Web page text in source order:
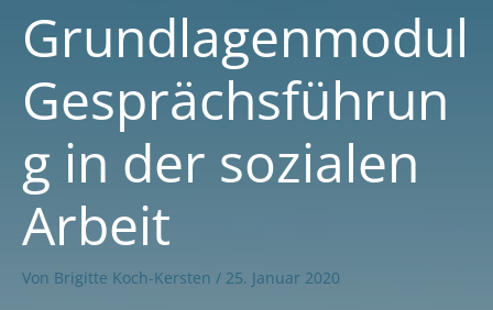
Grundlagenmodul
Gesprächsführun
g in der sozialen
Arbeit
Von Brigitte Koch-Kersten / 25. Januar 2020